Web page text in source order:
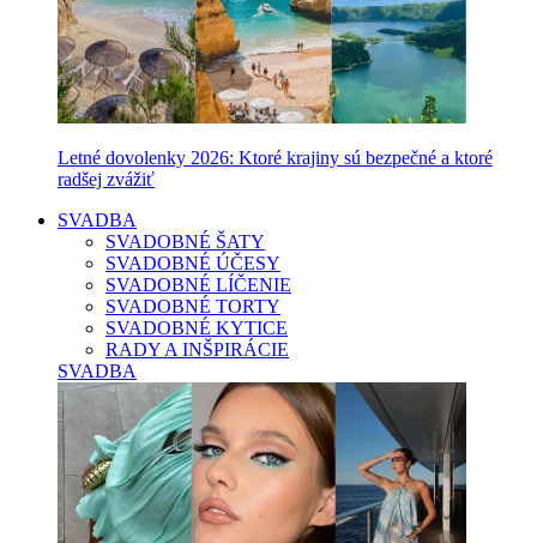
Letné dovolenky 2026: Ktoré krajiny sú bezpečné a ktoré
radšej zvážiť
SVADBA
SVADOBNÉ ŠATY
SVADOBNÉ ÚČESY
SVADOBNÉ LÍČENIE
SVADOBNÉ TORTY
SVADOBNÉ KYTICE
RADY A INŠPIRÁCIE
SVADBA